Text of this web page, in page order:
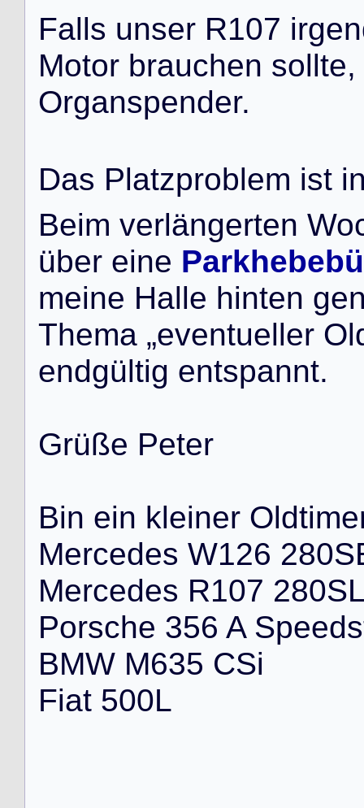
Falls unser R107 irgen
Motor brauchen sollte,
Organspender.
Das Platzproblem ist i
Beim verlängerten Wo
über eine
meine Halle hinten ge
Thema „eventueller Ol
endgültig entspannt.
Grüße Peter
Bin ein kleiner Oldtime
Mercedes W126 280S
Mercedes R107 280S
Porsche 356 A Speeds
BMW M635 CSi
Fiat 500L